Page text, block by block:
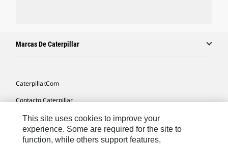
Marcas De Caterpillar
Caterpillar.com
Contacto Caterpillar
Mis Preferencias De Marketing
Mapa Del Sitio
This site uses cookies to improve your
experience. Some are required for the site to
function, while others support features,